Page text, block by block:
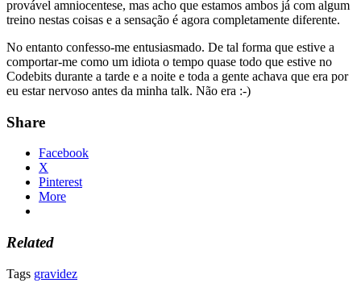
provável amniocentese, mas acho que estamos ambos já com algum
treino nestas coisas e a sensação é agora completamente diferente.
No entanto confesso-me entusiasmado. De tal forma que estive a
comportar-me como um idiota o tempo quase todo que estive no
Codebits durante a tarde e a noite e toda a gente achava que era por
eu estar nervoso antes da minha talk. Não era :-)
Share
Facebook
X
Pinterest
More
Related
Tags gravidez